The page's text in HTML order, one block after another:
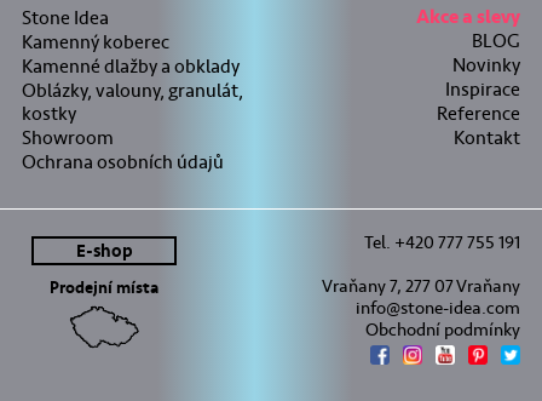
Stone Idea
Kamenný koberec
Kamenné dlažby a obklady
Oblázky, valouny, granulát,
kostky
Showroom
Ochrana osobních údajů
Akce a slevy
BLOG
Novinky
Inspirace
Reference
Kontakt
E-shop
Prodejní místa
Tel. +420 777 755 191
Vraňany 7, 277 07 Vraňany
info@stone-idea.com
Obchodní podmínky